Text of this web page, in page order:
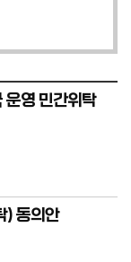
운영 민간위탁
) 동의안